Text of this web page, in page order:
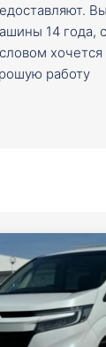
14 года,
хочется
работу